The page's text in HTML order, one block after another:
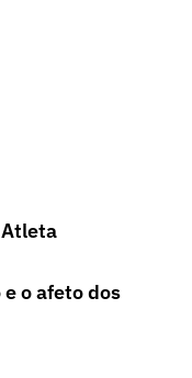
Atleta
o afeto dos